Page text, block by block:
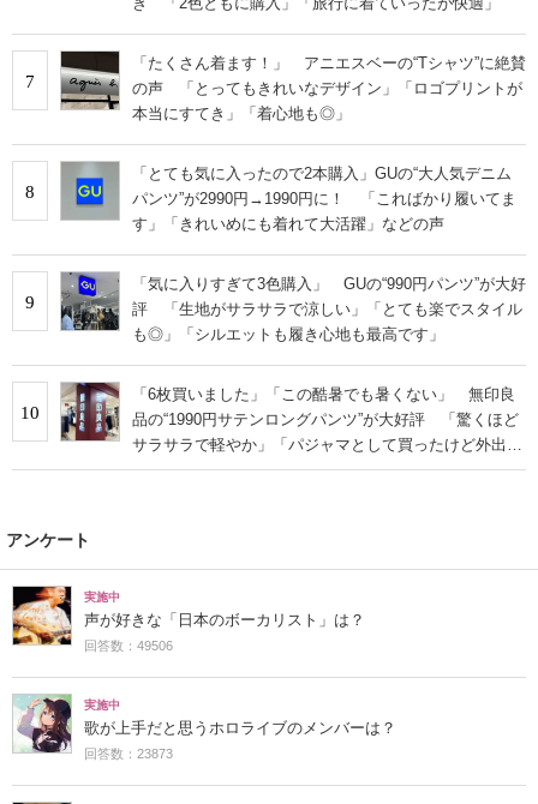
7
「たくさん着ます！」 アニエスベーの“Tシャツ”に絶賛
の声 「とってもきれいなデザイン」「ロゴプリントが
本当にすてき」「着心地も◎」
8
「とても気に入ったので2本購入」GUの“大人気デニム
パンツ”が2990円→1990円に！ 「こればかり履いてま
す」「きれいめにも着れて大活躍」などの声
9
「気に入りすぎて3色購入」 GUの“990円パンツ”が大好
評 「生地がサラサラで涼しい」「とても楽でスタイル
も◎」「シルエットも履き心地も最高です」
10
「6枚買いました」「この酷暑でも暑くない」 無印良
品の“1990円サテンロングパンツ”が大好評 「驚くほど
サラサラで軽やか」「パジャマとして買ったけど外出用
にした」
アンケート
実施中
声が好きな「日本のボーカリスト」は？
回答数：49506
実施中
歌が上手だと思うホロライブのメンバーは？
回答数：23873